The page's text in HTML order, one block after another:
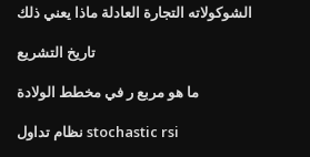
الشوكولاته التجارة العادلة ماذا يعني ذلك
تاريخ التشريع
ما هو مربع ر في مخطط الولادة
نظام تداول stochastic rsi